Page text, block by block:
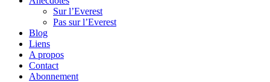
Sur l’Everest
Pas sur l’Everest
Blog
Liens
A propos
Contact
Abonnement